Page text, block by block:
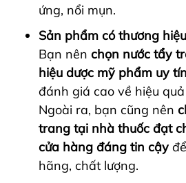
ứng, nổi mụn.
Sản phẩm có thương
Bạn nên chọn nước tẩy
hiệu dược mỹ phẩm uy tín
đánh giá cao về hiệu
Ngoài ra, bạn cũng nên
trang tại nhà thuốc đạt
cửa hàng đáng tin cậy
hãng, chất lượng.